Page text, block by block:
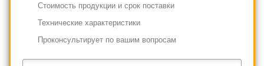
Cтоимость продукции и срок поставки
Технические характеристики
Проконсультирует по вашим вопросам